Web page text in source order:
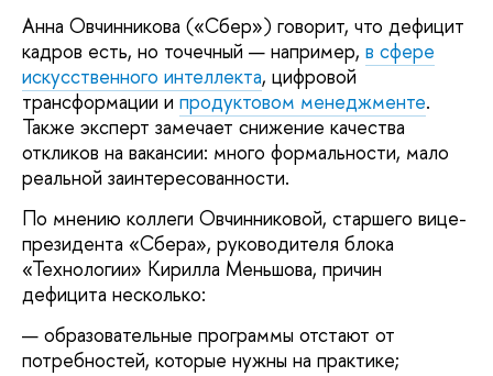
Анна Овчинникова («Сбер») говорит, что дефицит
кадров есть, но точечный — например, в сфере
искусственного интеллекта, цифровой
трансформации и продуктовом менеджменте.
Также эксперт замечает снижение качества
откликов на вакансии: много формальности, мало
реальной заинтересованности.
По мнению коллеги Овчинниковой, старшего вице-
президента «Сбера», руководителя блока
«Технологии» Кирилла Меньшова, причин
дефицита несколько:
образовательные программы отстают от
потребностей, которые нужны на практике;